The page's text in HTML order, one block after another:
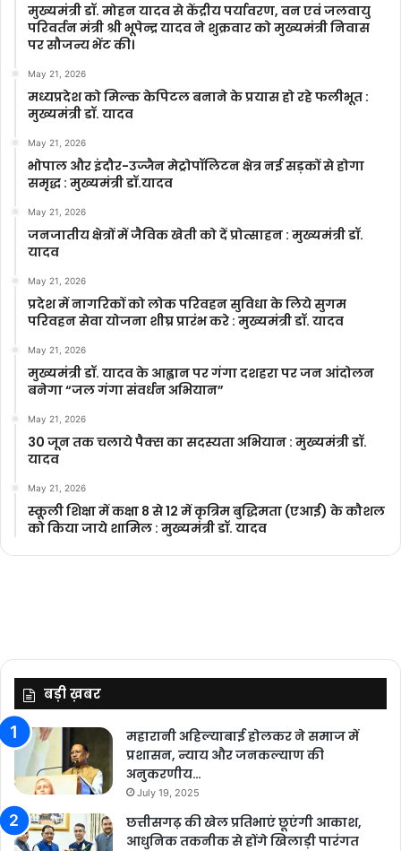
मुख्यमंत्री डॉ. मोहन यादव से केंद्रीय पर्यावरण, वन एवं जलवायु
परिवर्तन मंत्री श्री भूपेन्द्र यादव ने शुक्रवार को मुख्यमंत्री निवास
पर सौजन्य भेंट की।
May 21, 2026
मध्यप्रदेश को मिल्क केपिटल बनाने के प्रयास हो रहे फलीभूत :
मुख्यमंत्री डॉ. यादव
May 21, 2026
भोपाल और इंदौर-उज्जैन मेट्रोपॉलिटन क्षेत्र नई सड़कों से होगा
समृद्ध : मुख्यमंत्री डॉ.यादव
May 21, 2026
जनजातीय क्षेत्रों में जैविक खेती को दें प्रोत्साहन : मुख्यमंत्री डॉ.
यादव
May 21, 2026
प्रदेश में नागरिकों को लोक परिवहन सुविधा के लिये सुगम
परिवहन सेवा योजना शीघ्र प्रारंभ करे : मुख्यमंत्री डॉ. यादव
May 21, 2026
मुख्यमंत्री डॉ. यादव के आह्वान पर गंगा दशहरा पर जन आंदोलन
बनेगा “जल गंगा संवर्धन अभियान”
May 21, 2026
30 जून तक चलाये पैक्स का सदस्यता अभियान : मुख्यमंत्री डॉ.
यादव
May 21, 2026
स्कूली शिक्षा में कक्षा 8 से 12 में कृ‍त्रिम बुद्धिमता (एआई) के कौशल
को किया जाये शामिल : मुख्यमंत्री डॉ. यादव
बड़ी ख़बर
महारानी अहिल्याबाई होलकर ने समाज में
प्रशासन, न्याय और जनकल्याण की
अनुकरणीय…
July 19, 2025
छत्तीसगढ़ की खेल प्रतिभाएं छूएंगी आकाश,
आधुनिक तकनीक से होंगे खिलाड़ी पारंगत